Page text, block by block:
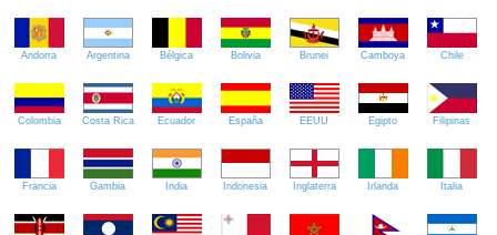
Andorra Argentina Bélgica Bolivia Brunei Camboya Chile
Colombia Costa Rica Ecuador España EEUU Egipto Filipinas
Francia Gambia India Indonesia Inglaterra Irlanda Italia